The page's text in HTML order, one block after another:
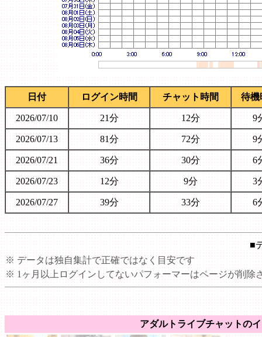
日付 ログイン時間 チャット時間 待機
2026/07/10 21分 12分 9
2026/07/13 81分 72分 9
2026/07/21 36分 30分 6
2026/07/23 12分 9分 3
2026/07/27 39分 33分 6
■
※ データは独自集計で正確ではなく目安です
※ 1ヶ月以上ログインしてないパフォーマーはページが削除
アダルトライブチャットの